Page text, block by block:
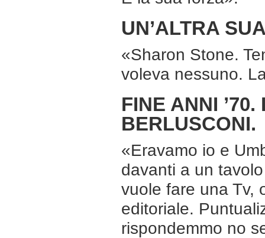
UN’ALTRA
«Sharon Stone.
voleva nessuno.
FINE ANNI
BERLUSCONI.
«Eravamo io e
davanti a un
vuole fare una Tv,
editoriale.
rispondemmo no